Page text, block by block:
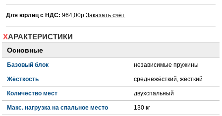
Для юрлиц с НДС: 964,00рЗаказать счёт
ХАРАКТЕРИСТИКИ
Основные
Базовый блок независимые пружины
Жёсткость среднежёсткий, жёсткий
Количество мест двухспальный
Макс. нагрузка на спальное место 130 кг